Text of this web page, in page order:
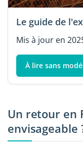
Le guide de
Mis à jour en
À lire sans
Un retour en
envisageable